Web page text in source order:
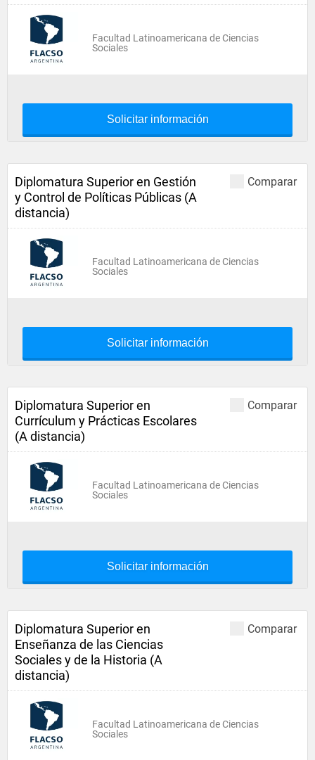
Facultad Latinoamericana de Ciencias
Sociales
Solicitar información
Comparar
Diplomatura Superior en Gestión
y Control de Políticas Públicas (A
distancia)
Facultad Latinoamericana de Ciencias
Sociales
Solicitar información
Comparar
Diplomatura Superior en
Currículum y Prácticas Escolares
(A distancia)
Facultad Latinoamericana de Ciencias
Sociales
Solicitar información
Comparar
Diplomatura Superior en
Enseñanza de las Ciencias
Sociales y de la Historia (A
distancia)
Facultad Latinoamericana de Ciencias
Sociales